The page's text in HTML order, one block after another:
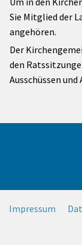
Sie Mitglied der
angehören.
Der
den
Ausschüssen
Impressum